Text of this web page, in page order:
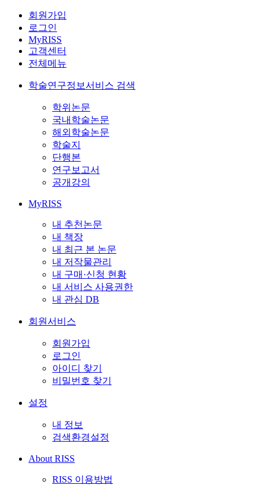
회원가입
로그인
MyRISS
고객센터
전체메뉴
학술연구정보서비스 검색
학위논문
국내학술논문
해외학술논문
학술지
단행본
연구보고서
공개강의
MyRISS
내 추천논문
내 책장
내 최근 본 논문
내 저작물관리
내 구매·신청 현황
내 서비스 사용권한
내 관심 DB
회원서비스
회원가입
로그인
아이디 찾기
비밀번호 찾기
설정
내 정보
검색환경설정
About RISS
RISS 이용방법